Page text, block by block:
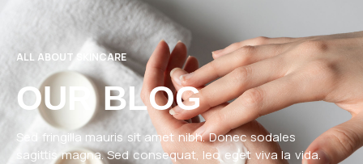
ALL ABOUT SKINCARE
OUR BLOG
Sed fringilla mauris sit amet nibh. Donec sodales
sagittis magna. Sed consequat, leo eget viva la vida.